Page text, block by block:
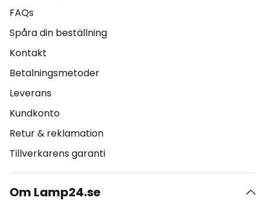
FAQs
Spåra din beställning
Kontakt
Betalningsmetoder
Leverans
Kundkonto
Retur & reklamation
Tillverkarens garanti
Om Lamp24.se